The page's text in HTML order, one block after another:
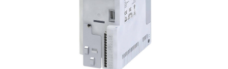
Läs E-tidningen